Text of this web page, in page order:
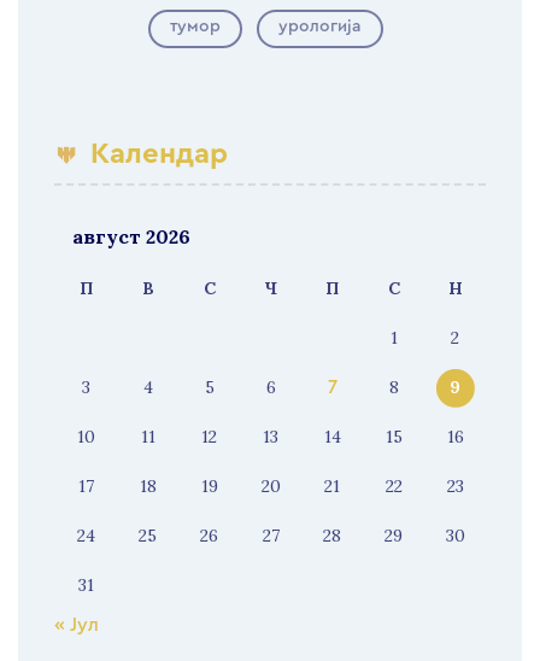
тумор урологија
Календар
август 2026
П В С Ч П С Н
1 2
3 4 5 6 7 8 9
10 11 12 13 14 15 16
17 18 19 20 21 22 23
24 25 26 27 28 29 30
31
« Јул